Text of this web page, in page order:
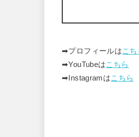
➡︎プロフィールはこち
➡︎YouTubeはこちら
➡︎Instagramはこちら